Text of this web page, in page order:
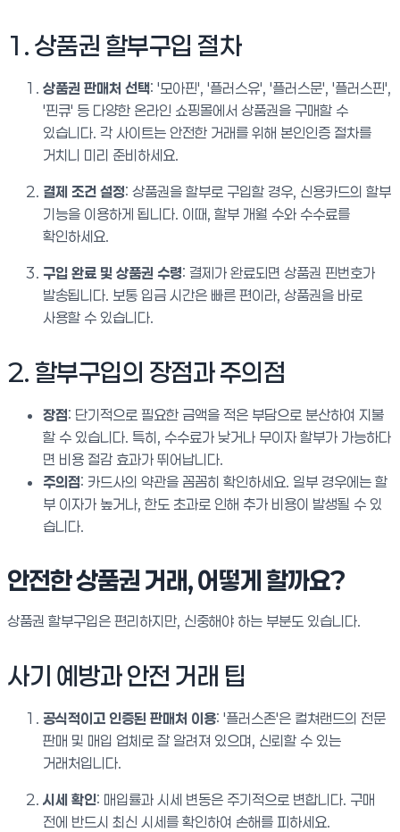
1. 상품권 할부구입 절차
상품권 판매처 선택: '모아핀', '플러스유', '플러스문', '플러스핀',
'핀큐' 등 다양한 온라인 쇼핑몰에서 상품권을 구매할 수
있습니다. 각 사이트는 안전한 거래를 위해 본인인증 절차를
거치니 미리 준비하세요.
결제 조건 설정: 상품권을 할부로 구입할 경우, 신용카드의 할부
기능을 이용하게 됩니다. 이때, 할부 개월 수와 수수료를
확인하세요.
구입 완료 및 상품권 수령: 결제가 완료되면 상품권 핀번호가
발송됩니다. 보통 입금 시간은 빠른 편이라, 상품권을 바로
사용할 수 있습니다.
2. 할부구입의 장점과 주의점
장점: 단기적으로 필요한 금액을 적은 부담으로 분산하여 지불
할 수 있습니다. 특히, 수수료가 낮거나 무이자 할부가 가능하다
면 비용 절감 효과가 뛰어납니다.
주의점: 카드사의 약관을 꼼꼼히 확인하세요. 일부 경우에는 할
부 이자가 높거나, 한도 초과로 인해 추가 비용이 발생될 수 있
습니다.
안전한 상품권 거래, 어떻게 할까요?
상품권 할부구입은 편리하지만, 신중해야 하는 부분도 있습니다.
사기 예방과 안전 거래 팁
공식적이고 인증된 판매처 이용: '플러스존'은 컬쳐랜드의 전문
판매 및 매입 업체로 잘 알려져 있으며, 신뢰할 수 있는
거래처입니다.
시세 확인: 매입률과 시세 변동은 주기적으로 변합니다. 구매
전에 반드시 최신 시세를 확인하여 손해를 피하세요.